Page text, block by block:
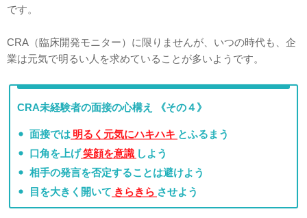
です。
CRA（臨床開発モニター）に限りませんが、いつの時代も、企
業は元気で明るい人を求めていることが多いようです。
CRA未経験者の面接の心構え 《その４》
面接では 明るく元気にハキハキ とふるまう
口角を上げ笑顔を意識 しよう
相手の発言を否定することは避けよう
目を大きく開いて きらきら させよう